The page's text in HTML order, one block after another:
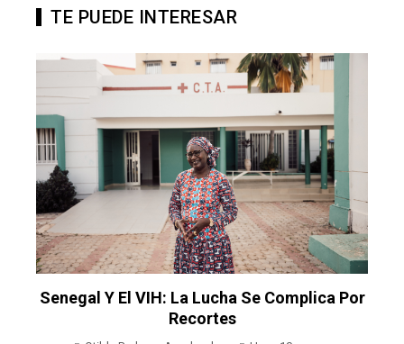
TE PUEDE INTERESAR
Senegal Y El VIH: La Lucha Se Complica Por
Recortes